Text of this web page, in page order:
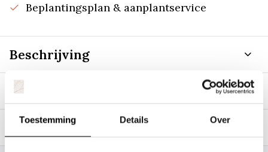
Toestemming Details Over
Beplantingsplan & aanplantservice
Beschrijving
Specificaties
Tags